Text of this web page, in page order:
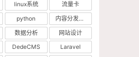
linux系统
流量卡
python
内容分发网络
数据分析
网站设计
DedeCMS
Laravel